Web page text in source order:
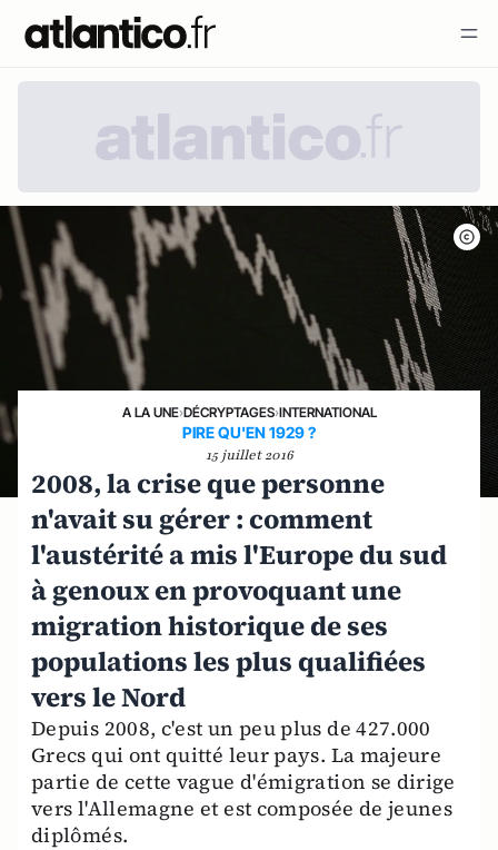
A LA UNE›DÉCRYPTAGES›INTERNATIONAL
PIRE QU'EN 1929 ?
15 juillet 2016
2008, la crise que personne
n'avait su gérer : comment
l'austérité a mis l'Europe du sud
à genoux en provoquant une
migration historique de ses
populations les plus qualifiées
vers le Nord
Depuis 2008, c'est un peu plus de 427.000
Grecs qui ont quitté leur pays. La majeure
partie de cette vague d'émigration se dirige
vers l'Allemagne et est composée de jeunes
diplômés.